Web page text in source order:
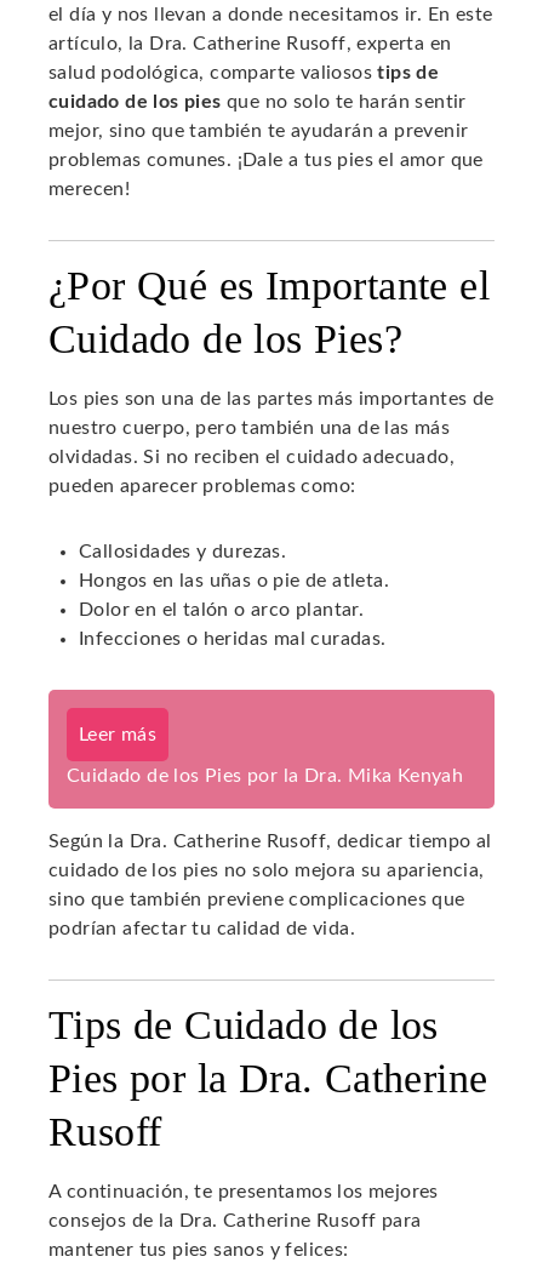
el día y nos llevan a donde necesitamos ir. En este
artículo, la Dra. Catherine Rusoff, experta en
salud podológica, comparte valiosostips de
cuidado de los pies que no solo te harán sentir
mejor, sino que también te ayudarán a prevenir
problemas comunes. ¡Dale a tus pies el amor que
merecen!
¿Por Qué es Importante el
Cuidado de los Pies?
Los pies son una de las partes más importantes de
nuestro cuerpo, pero también una de las más
olvidadas. Si no reciben el cuidado adecuado,
pueden aparecer problemas como:
Callosidades y durezas.
Hongos en las uñas o pie de atleta.
Dolor en el talón o arco plantar.
Infecciones o heridas mal curadas.
Leer más
Cuidado de los Pies por la Dra. Mika Kenyah
Según la Dra. Catherine Rusoff, dedicar tiempo al
cuidado de los pies no solo mejora su apariencia,
sino que también previene complicaciones que
podrían afectar tu calidad de vida.
Tips de Cuidado de los
Pies por la Dra. Catherine
Rusoff
A continuación, te presentamos los mejores
consejos de la Dra. Catherine Rusoff para
mantener tus pies sanos y felices: